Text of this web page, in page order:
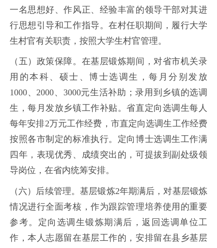
一名思想好、作风正、经验丰富的领导干部对其进
行思想引导和工作指导。在村任职期间，履行大学
生村官有关职责，按照大学生村官管理。
（五）政策保障。在基层锻炼期间，对省市机关录
用的本科、硕士、博士选调生，每月分别发放
1000、2000、3000元生活补助；录用到乡镇的选调
生，每月发放乡镇工作补贴。省直定向选调生每人
每年安排2万元工作经费，市直定向选调生工作经费
按照各市制定的标准执行。定向博士选调生工作满
四年，表现优秀、成绩突出的，可提拔到副处级领
导岗位，在省内统筹安排。
（六）后续管理。基层锻炼2年期满后，对基层锻炼
情况进行全面考核，作为跟踪管理培养使用的重要
参考。定向选调生锻炼期满后，返回选调单位工
作，本人志愿留在基层工作的，安排留在县乡基层